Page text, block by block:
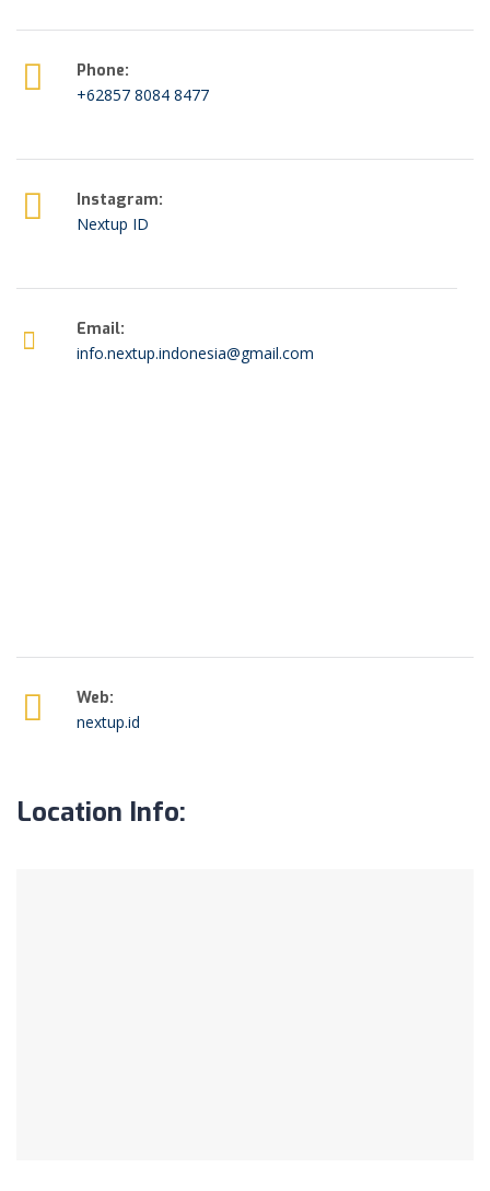
Phone:
+62857 8084 8477
Instagram:
Nextup ID
Email:
info.nextup.indonesia@gmail.com
Web:
nextup.id
Location Info: